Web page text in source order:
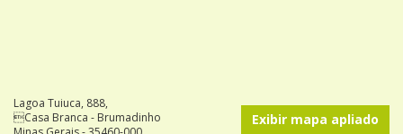
Exibir mapa apliado
Lagoa Tuiuca, 888,
Casa Branca - Brumadinho